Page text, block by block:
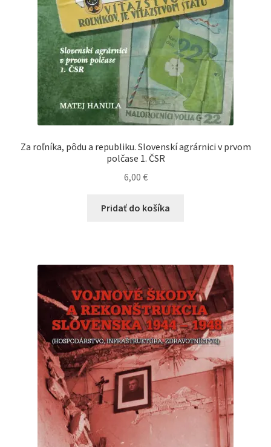
Za roľníka, pôdu a republiku. Slovenskí agrárnici v prvom
polčase 1. ČSR
6,00 €
Pridať do košíka